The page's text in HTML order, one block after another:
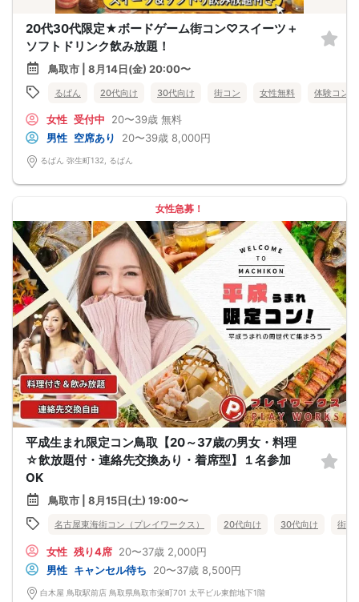
20代30代限定★ボードゲーム街コン♡スイーツ＋
ソフトドリンク飲み放題！
鳥取市 | 8月14日(金) 20:00〜
るぱん 20代向け 30代向け 街コン 女性無料 体験コン
女性 受付中 20〜39歳 無料
男性 空席あり 20〜39歳 8,000円
るぱん 弥生町132, るぱん
女性急募！
平成生まれ限定コン鳥取【20～37歳の男女・料理
☆飲放題付・連絡先交換あり・着席型】１名参加
OK
鳥取市 | 8月15日(土) 19:00〜
名古屋東海街コン（プレイワークス） 20代向け 30代向け 街コ
女性 残り4席 20〜37歳 2,000円
男性 キャンセル待ち 20〜37歳 8,500円
白木屋 鳥取駅前店 鳥取県鳥取市栄町701 太平ビル東館地下1階